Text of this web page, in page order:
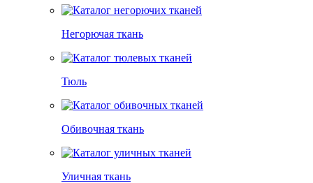
Негорючая ткань
Тюль
Обивочная ткань
Уличная ткань